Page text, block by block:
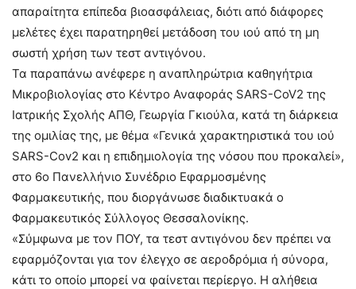
απαραίτητα επίπεδα βιοασφάλειας, διότι από διάφορες
μελέτες έχει παρατηρηθεί μετάδοση του ιού από τη μη
σωστή χρήση των τεστ αντιγόνου.
Τα παραπάνω ανέφερε η αναπληρώτρια καθηγήτρια
Μικροβιολογίας στο Κέντρο Αναφοράς SARS-CoV2 της
Ιατρικής Σχολής ΑΠΘ, Γεωργία Γκιούλα, κατά τη διάρκεια
της ομιλίας της, με θέμα «Γενικά χαρακτηριστικά του ιού
SARS-Cov2 και η επιδημιολογία της νόσου που προκαλεί»,
στο 6ο Πανελλήνιο Συνέδριο Εφαρμοσμένης
Φαρμακευτικής, που διοργάνωσε διαδικτυακά ο
Φαρμακευτικός Σύλλογος Θεσσαλονίκης.
«Σύμφωνα με τον ΠΟΥ, τα τεστ αντιγόνου δεν πρέπει να
εφαρμόζονται για τον έλεγχο σε αεροδρόμια ή σύνορα,
κάτι το οποίο μπορεί να φαίνεται περίεργο. Η αλήθεια